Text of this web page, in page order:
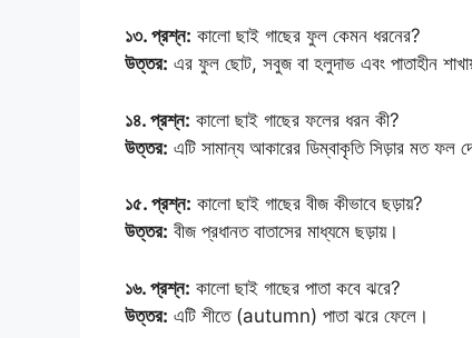
১৩. প্রশ্ন: কালো ছাই গাছের ফুল কেমন ধরনের?
উত্তর: এর ফুল ছোট, সবুজ বা হলুদাভ এবং পাতাহীন
১৪. প্রশ্ন: কালো ছাই গাছের ফলের ধরন কী?
উত্তর: এটি সামান্য আকারের ডিম্বাকৃতি সিড়ার মত ফল
১৫. প্রশ্ন: কালো ছাই গাছের বীজ কীভাবে ছড়ায়?
উত্তর: বীজ প্রধানত বাতাসের মাধ্যমে ছড়ায়।
১৬. প্রশ্ন: কালো ছাই গাছের পাতা কবে ঝরে?
উত্তর: এটি শীতে (autumn) পাতা ঝরে ফেলে।